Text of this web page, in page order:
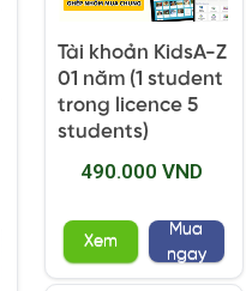
Tài khoản KidsA-Z
01 năm (1 student
trong licence 5
students)
490.000 VND
Xem
Mua
ngay